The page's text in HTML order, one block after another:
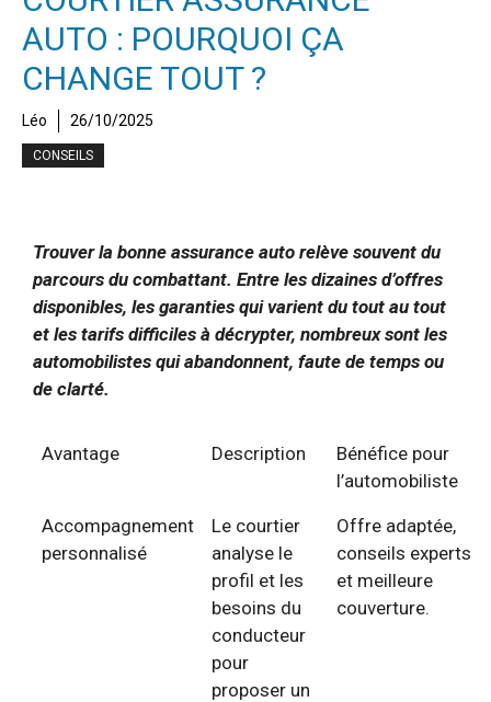
AUTO : POURQUOI ÇA
CHANGE TOUT ?
Léo 26/10/2025
CONSEILS
Trouver la bonne assurance auto relève souvent du
parcours du combattant. Entre les dizaines d’offres
disponibles, les garanties qui varient du tout au tout
et les tarifs difficiles à décrypter, nombreux sont les
automobilistes qui abandonnent, faute de temps ou
de clarté.
Avantage Description
Bénéfice pour
l’automobiliste
Accompagnement
personnalisé
Le courtier
analyse le
profil et les
besoins du
conducteur
pour
proposer un
Offre adaptée,
conseils experts
et meilleure
couverture.